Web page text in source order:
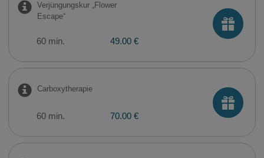
Verjüngungskur „Flower
Escape“
60 min. 49.00 €
Carboxytherapie
60 min. 70.00 €